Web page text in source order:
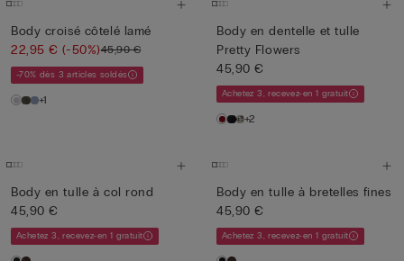
Body croisé côtelé lamé
22,95 €(-50%)45,90 €
-70% dès 3 articles soldés
+1
Body en dentelle et tulle
Pretty Flowers
45,90 €
Achetez 3, recevez-en 1 gratuit
+2
Body en tulle à col rond
45,90 €
Achetez 3, recevez-en 1 gratuit
Body en tulle à bretelles fines
45,90 €
Achetez 3, recevez-en 1 gratuit